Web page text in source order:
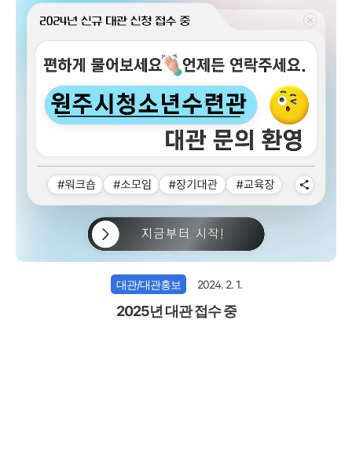
대관/대관홍보 2024. 2. 1.
2025년 대관 접수 중